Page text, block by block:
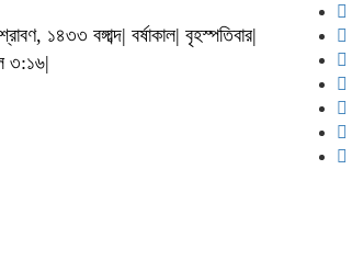
১৪৩৩ বঙ্গাব্দ| বর্ষাকাল| বৃহস্পতিবার|
৩:১৬|